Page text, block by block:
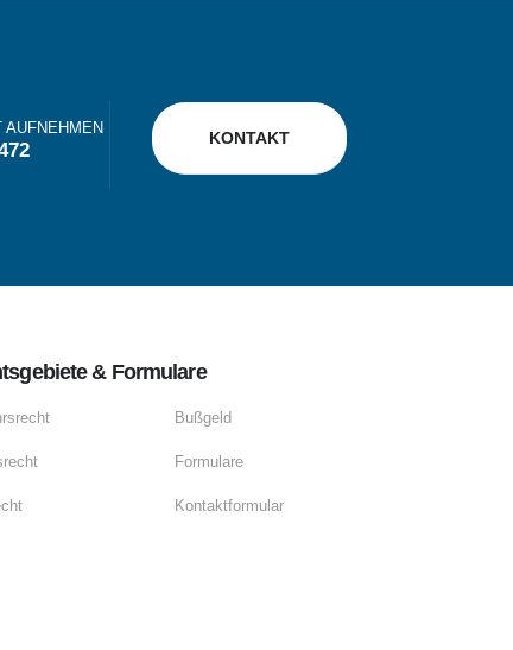
AUFNEHMEN KONTAKT
& Formulare
Bußgeld
Formulare
Kontaktformular